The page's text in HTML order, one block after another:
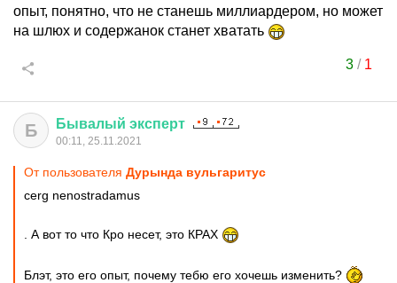
опыт, понятно, что не станешь миллиардером, но может
на шлюх и содержанок станет хватать
3/ 1
Б Бывалый эксперт
00:11, 25.11.2021
От пользователя Дурында вульгаритус
cerg nenostradamus
. А вот то что Кро несет, это КРАХ
Блэт, это его опыт, почему тебю его хочешь изменить?